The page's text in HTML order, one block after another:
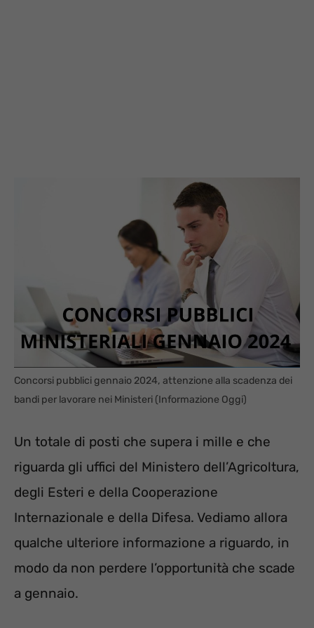
Concorsi pubblici gennaio 2024, attenzione alla scadenza dei
bandi per lavorare nei Ministeri (Informazione Oggi)
Un totale di posti che supera i mille e che
riguarda gli uffici del Ministero dell’Agricoltura,
degli Esteri e della Cooperazione
Internazionale e della Difesa. Vediamo allora
qualche ulteriore informazione a riguardo, in
modo da non perdere l’opportunità che scade
a gennaio.